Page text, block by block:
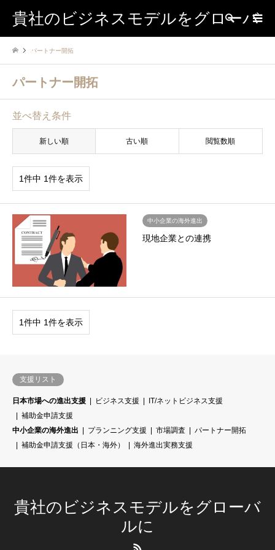
貴社のビジネスモデルをグローバ
ルに
検索
パートナー開拓
パートナー開拓
並べ替え条件
新しい順 古い順 閲覧数順
1件中 1件を表示
中小企業の海外進出
現地企業との連携
1件中 1件を表示
支援リスト
日本市場への進出支援 ビジネス支援
IT/ネットビジネス支援
補助金申請支援
中小企業の海外進出
プランニング支援 市場調査
パートナー開拓
補助金申請支援（日本・海外）
海外進出実務支援
貴社のビジネスモデルをグローバ
ルに